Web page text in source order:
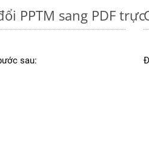
PPTM sang PDF
sau: